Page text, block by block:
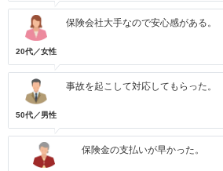
20代／女性
保険会社大手なので安心感がある。
50代／男性
事故を起こして対応してもらった。
保険金の支払いが早かった。